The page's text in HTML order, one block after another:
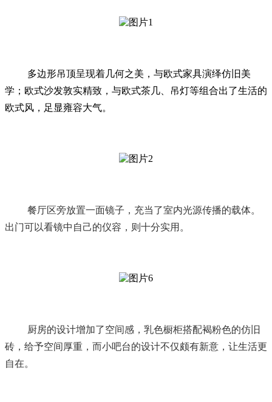
多边形吊顶呈现着几何之美，与欧式家具演绎仿旧美
学；欧式沙发敦实精致，与欧式茶几、吊灯等组合出了生活的
欧式风，足显雍容大气。
餐厅区旁放置一面镜子，充当了室内光源传播的载体。
出门可以看镜中自己的仪容，则十分实用。
厨房的设计增加了空间感，乳色橱柜搭配褐粉色的仿旧
砖，给予空间厚重，而小吧台的设计不仅颇有新意，让生活更
自在。